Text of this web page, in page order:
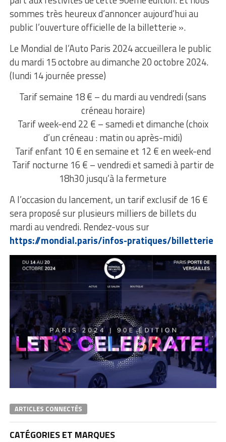
sommes très heureux d’annoncer aujourd’hui au
public l’ouverture officielle de la billetterie ».
Le Mondial de l’Auto Paris 2024 accueillera le public
du mardi 15 octobre au dimanche 20 octobre 2024.
(lundi 14 journée presse)
Tarif semaine 18 € – du mardi au vendredi (sans
créneau horaire)
Tarif week-end 22 € – samedi et dimanche (choix
d’un créneau : matin ou après-midi)
Tarif enfant 10 € en semaine et 12 € en week-end
Tarif nocturne 16 € – vendredi et samedi à partir de
18h30 jusqu’à la fermeture
A l’occasion du lancement, un tarif exclusif de 16 €
sera proposé sur plusieurs milliers de billets du
mardi au vendredi. Rendez-vous sur
https://mondial.paris/infos-pratiques/billetterie
ARTICLES CONNECTÉS
CATÉGORIES ET MARQUES